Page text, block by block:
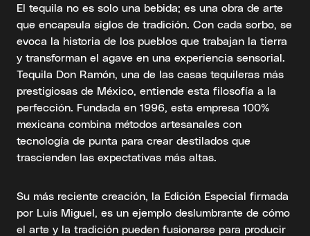
El tequila no es solo una bebida; es una obra de arte
que encapsula siglos de tradición. Con cada sorbo, se
evoca la historia de los pueblos que trabajan la tierra
y transforman el agave en una experiencia sensorial.
Tequila Don Ramón, una de las casas tequileras más
prestigiosas de México, entiende esta filosofía a la
perfección. Fundada en 1996, esta empresa 100%
mexicana combina métodos artesanales con
tecnología de punta para crear destilados que
trascienden las expectativas más altas.
Su más reciente creación, la Edición Especial firmada
por Luis Miguel, es un ejemplo deslumbrante de cómo
el arte y la tradición pueden fusionarse para producir